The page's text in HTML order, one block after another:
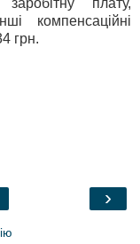
компенсаційні
грн.
›